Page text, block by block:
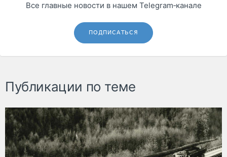
Все главные новости в нашем Telegram‑канале
ПОДПИСАТЬСЯ
Публикации по теме